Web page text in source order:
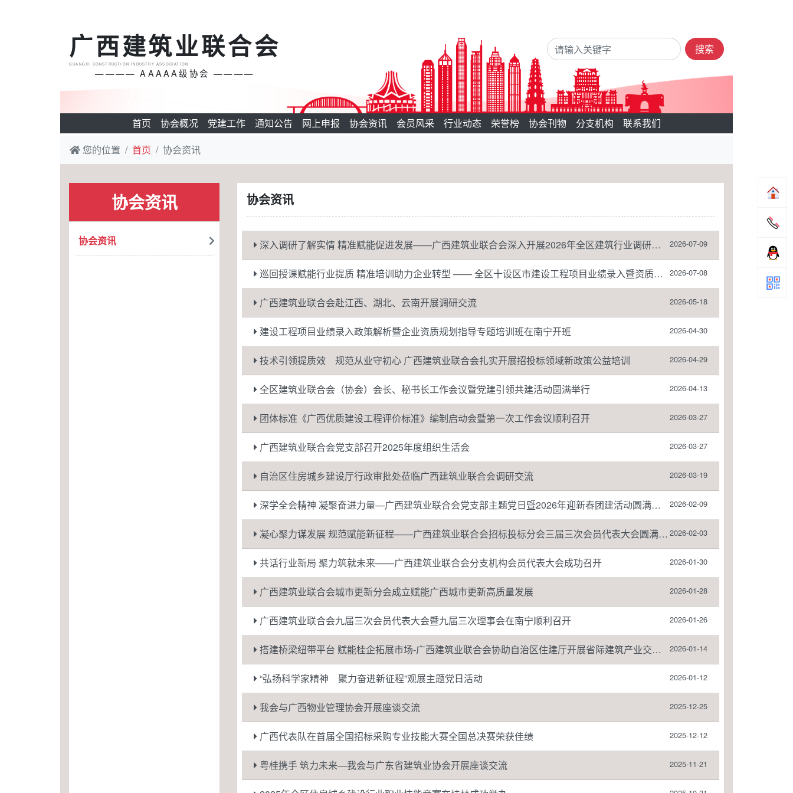
广西建筑业联合会
GUANGXI CONSTRUCTION INDUSTRY ASSOCIATION
———— AAAAA级协会 ————
搜索
首页 协会概况 党建工作 通知公告 网上申报 协会资讯 会员风采 行业动态 荣誉榜 协会刊物 分支机构
联系我们
您的位置
首页 协会资讯
协会资讯
协会资讯
协会资讯
深入调研了解实情 精准赋能促进发展——广西建筑业联合会深入开展2026年全区建筑行业调研工作 2026-07-09
巡回授课赋能行业提质 精准培训助力企业转型 —— 全区十设区市建设工程项目业绩录入暨资质规划专题培训圆满收官 2026-07-08
广西建筑业联合会赴江西、湖北、云南开展调研交流 2026-05-18
建设工程项目业绩录入政策解析暨企业资质规划指导专题培训班在南宁开班 2026-04-30
技术引领提质效 规范从业守初心 广西建筑业联合会扎实开展招投标领域新政策公益培训 2026-04-29
全区建筑业联合会（协会）会长、秘书长工作会议暨党建引领共建活动圆满举行 2026-04-13
团体标准《广西优质建设工程评价标准》编制启动会暨第一次工作会议顺利召开 2026-03-27
广西建筑业联合会党支部召开2025年度组织生活会 2026-03-27
自治区住房城乡建设厅行政审批处莅临广西建筑业联合会调研交流 2026-03-19
深学全会精神 凝聚奋进力量—广西建筑业联合会党支部主题党日暨2026年迎新春团建活动圆满举行 2026-02-09
凝心聚力谋发展 规范赋能新征程——广西建筑业联合会招标投标分会三届三次会员代表大会圆满召开 2026-02-03
共话行业新局 聚力筑就未来——广西建筑业联合会分支机构会员代表大会成功召开 2026-01-30
广西建筑业联合会城市更新分会成立赋能广西城市更新高质量发展 2026-01-28
广西建筑业联合会九届三次会员代表大会暨九届三次理事会在南宁顺利召开 2026-01-26
搭建桥梁纽带平台 赋能桂企拓展市场-广西建筑业联合会协助自治区住建厅开展省际建筑产业交流推广活动 2026-01-14
“弘扬科学家精神 聚力奋进新征程”观展主题党日活动 2026-01-12
我会与广西物业管理协会开展座谈交流 2025-12-25
广西代表队在首届全国招标采购专业技能大赛全国总决赛荣获佳绩 2025-12-12
粤桂携手 筑力未来—我会与广东省建筑业协会开展座谈交流 2025-11-21